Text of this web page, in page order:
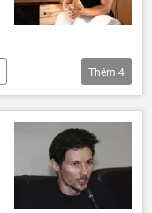
Thêm 4